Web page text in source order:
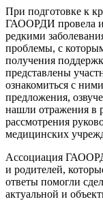
При подготовке к
ГАООРДИ провела
редкими
проблемы, с
получения
представлены
ознакомиться с
предложения,
нашли отражения в
рассмотрения
медицинских
Ассоциация
и родителей,
ответы помогли
актуальной и